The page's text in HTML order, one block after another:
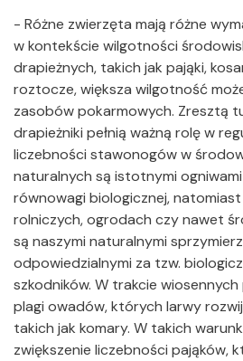
- Różne zwierzęta mają różne
w kontekście wilgotności
drapieżnych, takich jak pająki,
roztocze, większa wilgotność
zasobów pokarmowych. Zresztą
drapieżniki pełnią ważną rolę w
liczebności stawonogów w
naturalnych są istotnymi
równowagi biologicznej,
rolniczych, ogrodach czy nawet
są naszymi naturalnymi
odpowiedzialnymi za tzw.
szkodników. W trakcie
plagi owadów, których larwy
takich jak komary. W takich
zwiększenie liczebności pająków,